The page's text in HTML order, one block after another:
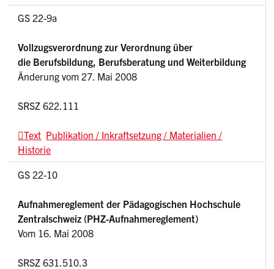
GS 22-9a
Vollzugsverordnung zur Verordnung über
die Berufsbildung, Berufsberatung und Weiterbildung
Änderung vom 27. Mai 2008
SRSZ 622.111
Text Publikation / Inkraftsetzung / Materialien /
Historie
GS 22-10
Aufnahmereglement der Pädagogischen Hochschule
Zentralschweiz (PHZ-Aufnahmereglement)
Vom 16. Mai 2008
SRSZ 631.510.3